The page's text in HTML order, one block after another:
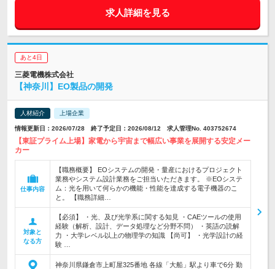
求人詳細を見る
あと4日
三菱電機株式会社
【神奈川】EO製品の開発
人材紹介 上場企業
情報更新日：2026/07/28 終了予定日：2026/08/12 求人管理No. 403752674
【東証プライム上場】家電から宇宙まで幅広い事業を展開する安定メー
カー
仕事内容
【職務概要】 EOシステムの開発・量産におけるプロジェクト
業務やシステム設計業務をご担当いただきます。 ※EOシステ
ム：光を用いて何らかの機能・性能を達成する電子機器のこ
と。 【職務詳細…
対象と
なる方
【必須】 ・光、及び光学系に関する知見 ・CAEツールの使用
経験（解析、設計、データ処理など分野不問） ・英語の読解
力 ・大学レベル以上の物理学の知識 【尚可】 ・光学設計の経
験 …
神奈川県鎌倉市上町屋325番地 各線「大船」駅より車で6分 勤